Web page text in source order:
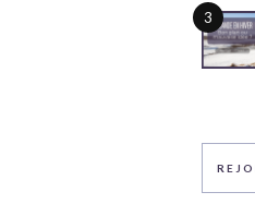
3